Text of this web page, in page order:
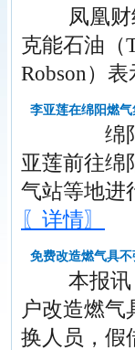
凤凰财经
克能石油（
Robson）
李亚莲在绵阳燃
绵阳政
亚莲前往绵
气站等地进
〖详情〗
免费改造燃气具
本报讯 5
户改造燃
换人员，假